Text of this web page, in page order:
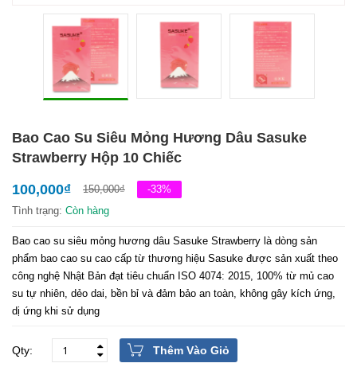
Bao Cao Su Siêu Mỏng Hương Dâu Sasuke
Strawberry Hộp 10 Chiếc
150,000₫
100,000₫
-33%
Tình trạng: Còn hàng
Bao cao su siêu mỏng hương dâu Sasuke Strawberry là dòng sản
phẩm bao cao su cao cấp từ thương hiệu Sasuke được sản xuất theo
công nghệ Nhật Bản đạt tiêu chuẩn ISO 4074: 2015, 100% từ mủ cao
su tự nhiên, dẻo dai, bền bỉ và đảm bảo an toàn, không gây kích ứng,
dị ứng khi sử dụng
Thêm Vào Giỏ